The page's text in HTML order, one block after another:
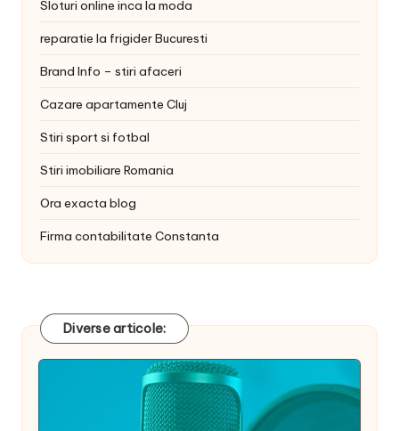
Sloturi online inca la moda
reparatie la frigider Bucuresti
Brand Info – stiri afaceri
Cazare apartamente Cluj
Stiri sport si fotbal
Stiri imobiliare Romania
Ora exacta blog
Firma contabilitate Constanta
Diverse articole: